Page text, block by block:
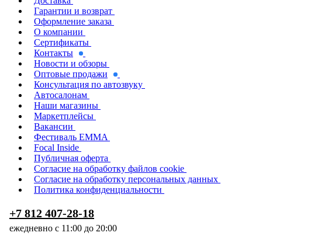
Гарантии и возврат
Оформление заказа
О компании
Сертификаты
Контакты
Новости и обзоры
Оптовые продажи
Консультация по автозвуку
Автосалонам
Наши магазины
Маркетплейсы
Вакансии
Фестиваль EMMA
Focal Inside
Публичная оферта
Согласие на обработку файлов cookie
Согласие на обработку персональных данных
Политика конфиденциальности
+7 812 407-28-18
ежедневно с 11:00 до 20:00